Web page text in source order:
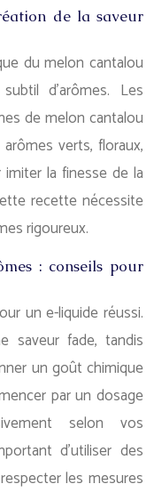
de la saveur
du melon cantalou
d’arômes. Les
de melon cantalou
verts, floraux,
la finesse de la
recette nécessite
rigoureux.
: conseils pour
un e-liquide réussi.
saveur fade, tandis
un goût chimique
par un dosage
selon vos
d’utiliser des
les mesures